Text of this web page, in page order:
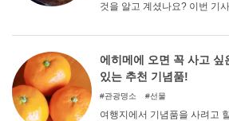
것을 알고 계셨나요? 이번 기
자가 정말 추천하고 싶은, 맛
라고 생각하시는 분은 꼭 참고
에히메에 오면 꼭 사고 싶
있는 추천 기념품!
관광명소 선물
여행지에서 기념품을 사려고